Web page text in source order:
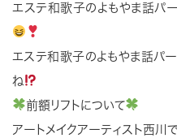
エステ和歌子のよもやま話パ
エステ和歌子のよもやま話パ
ね
前額リフトについて
アートメイクアーティスト西川で